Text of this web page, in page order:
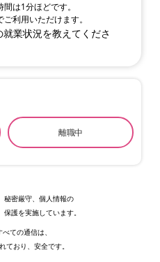
間は1分ほどです。
ご利用いただけます。
就業状況を教えてくださ
離職中
秘密厳守、個人情報の
保護を実施しています。
ての通信は、
ており、安全です。